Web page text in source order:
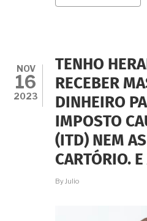
À
DE
NOV
16
2023
TENHO
RECEBER
DINHEIRO
IMPOSTO
(ITD) NEM
CARTÓRIO. E
By Julio